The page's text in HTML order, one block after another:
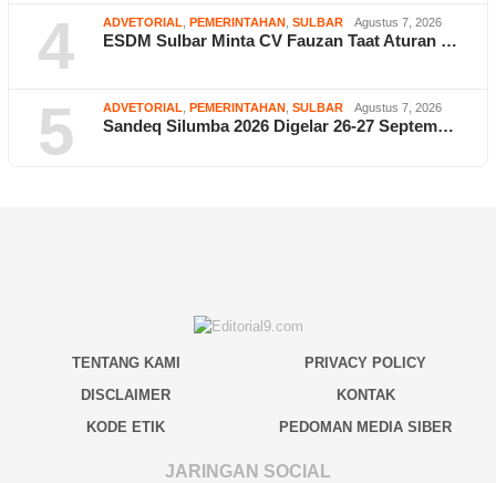
4 ADVETORIAL PEMERINTAHAN SULBAR Agustus 7, 2026
ESDM Sulbar Minta CV Fauzan Taat Aturan …
5 ADVETORIAL PEMERINTAHAN SULBAR Agustus 7, 2026
Sandeq Silumba 2026 Digelar 26-27 Septem…
TENTANG KAMI
PRIVACY POLICY
DISCLAIMER
KONTAK
KODE ETIK
PEDOMAN MEDIA SIBER
JARINGAN SOCIAL